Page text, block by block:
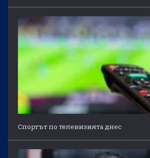
Спортът по телевизията днес